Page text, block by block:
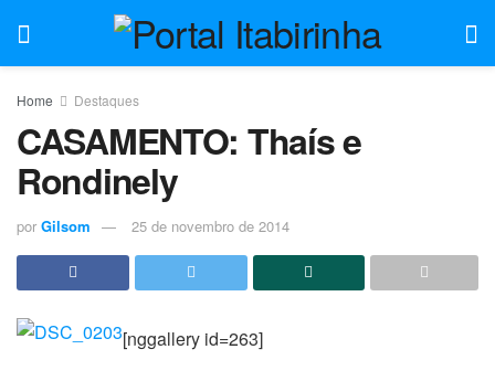
Home Destaques
CASAMENTO: Thaís e
Rondinely
por Gilsom 25 de novembro de 2014
[nggallery id=263]